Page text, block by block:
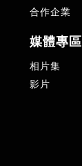
合作企業
媒體專區
相片集
影片